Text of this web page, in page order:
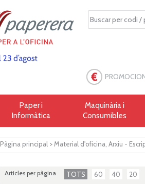
Paper i
Informàtica
Maquinària i
Consumibles
Pàgina principal > Material d'oficina, Arxiu -
Articles per pàgina TOTS 60 40 20